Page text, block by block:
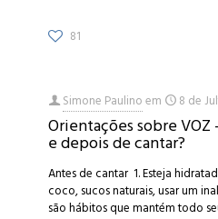
81
Simone Paulinoem 8 de
Orientações sobre
e depois de cantar?
Antes de cantar 1. Esteja
coco, sucos naturais, usar um
são hábitos que mantém todo